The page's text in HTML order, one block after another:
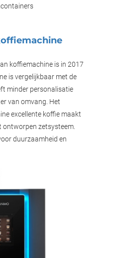
koffiemachine is in 2017
is vergelijkbaar met de
minder personalisatie
van omvang. Het
excellente koffie maakt
ontworpen zetsysteem.
duurzaamheid en